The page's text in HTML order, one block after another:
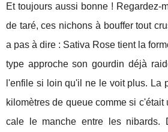
Et toujours aussi bonne ! Regardez-
de taré, ces nichons à bouffer tout
a pas à dire : Sativa Rose tient la
type approche son gourdin déjà
l'enfile si loin qu'il ne le voit plus. La
kilomètres de queue comme si c'était
cale le manche entre les nibards.